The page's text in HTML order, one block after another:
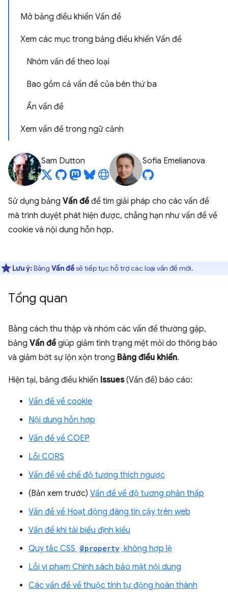
Mở bảng điều khiển Vấn đề
Xem các mục trong bảng điều khiển Vấn đề
Nhóm vấn đề theo loại
Bao gồm cả vấn đề của bên thứ ba
Ẩn vấn đề
Xem vấn đề trong ngữ cảnh
Sam Dutton Sofia Emelianova
Sử dụng bảng Vấn đềđể tìm giải pháp cho các vấn đề
mà trình duyệt phát hiện được, chẳng hạn như vấn đề về
cookie và nội dung hỗn hợp.
Lưu ý:Bảng Vấn đềsẽ tiếp tục hỗ trợ các loại vấn đề mới.
Tổng quan
Bằng cách thu thập và nhóm các vấn đề thường gặp,
bảng Vấn đềgiúp giảm tình trạng mệt mỏi do thông báo
và giảm bớt sự lộn xộn trong Bảng điều khiển.
Hiện tại, bảng điều khiển Issues(Vấn đề) báo cáo:
Vấn đề về cookie
Nội dung hỗn hợp
Vấn đề về COEP
Lỗi CORS
Vấn đề về chế độ tương thích ngược
(Bản xem trước) Vấn đề về độ tương phản thấp
Vấn đề về Hoạt động đáng tin cậy trên web
Vấn đề khi tải biểu định kiểu
Quy tắc CSS @property không hợp lệ
Lỗi vi phạm Chính sách bảo mật nội dung
Các vấn đề về thuộc tính tự động hoàn thành